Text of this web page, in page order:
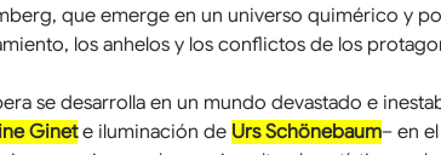
que emerge en un universo quimérico y
los anhelos y los conflictos de los
se desarrolla en un mundo devastado e
Ginet e iluminación de Urs Schönebaum– en